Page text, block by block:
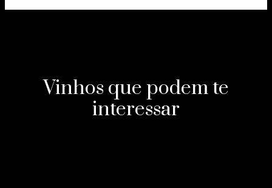
Vinhos que podem te
interessar